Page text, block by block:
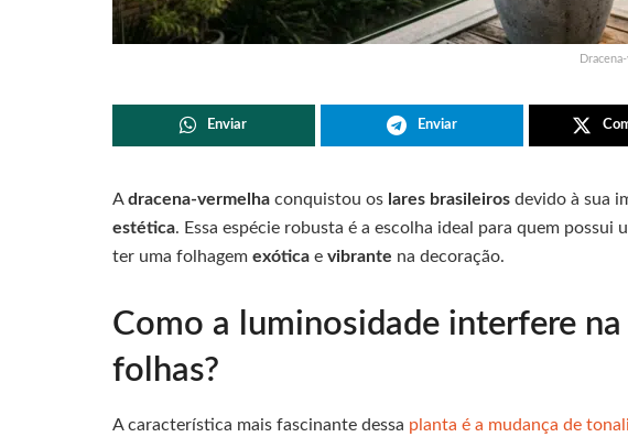
Enviar Enviar
Adracena-vermelha conquistou os lares brasileiros devido à sua
estética. Essa espécie robusta é a escolha ideal para quem possui
ter uma folhagem exótica e vibrante na decoração.
Como a luminosidade interfere
folhas?
A característica mais fascinante dessa planta é a mudança de